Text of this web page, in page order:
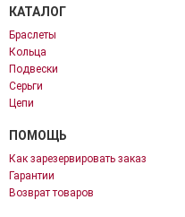
КАТАЛОГ
Браслеты
Кольца
Подвески
Серьги
Цепи
ПОМОЩЬ
Как зарезервировать заказ
Гарантии
Возврат товаров